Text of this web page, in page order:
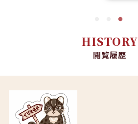
HISTORY
閲覧履歴